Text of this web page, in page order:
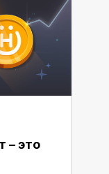
– это